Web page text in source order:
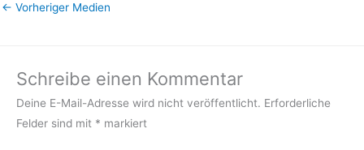
← Vorheriger Medien
Schreibe einen Kommentar
Deine E-Mail-Adresse wird nicht veröffentlicht. Erforderliche
Felder sind mit * markiert